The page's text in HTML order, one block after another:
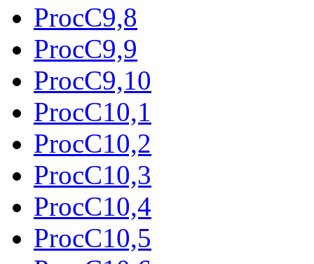
ProcC9,8
ProcC9,9
ProcC9,10
ProcC10,1
ProcC10,2
ProcC10,3
ProcC10,4
ProcC10,5